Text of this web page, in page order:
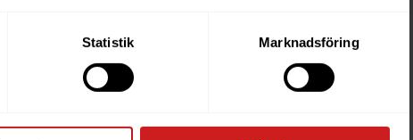
Statistik Marknadsföring
pleaseread this FAQ